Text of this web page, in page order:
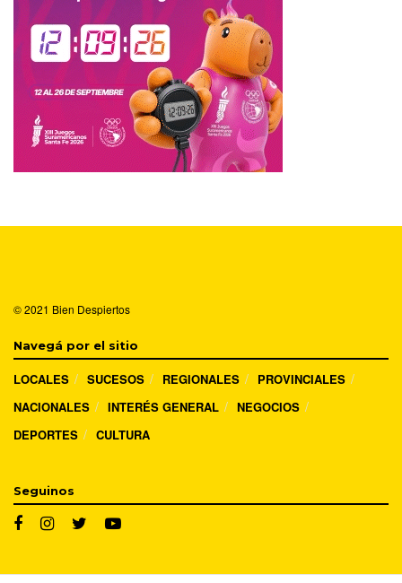
© 2021 Bien Despiertos
Navegá por el sitio
LOCALES SUCESOS REGIONALES
PROVINCIALES
NACIONALES
INTERÉS GENERAL
NEGOCIOS
DEPORTES
CULTURA
Seguinos